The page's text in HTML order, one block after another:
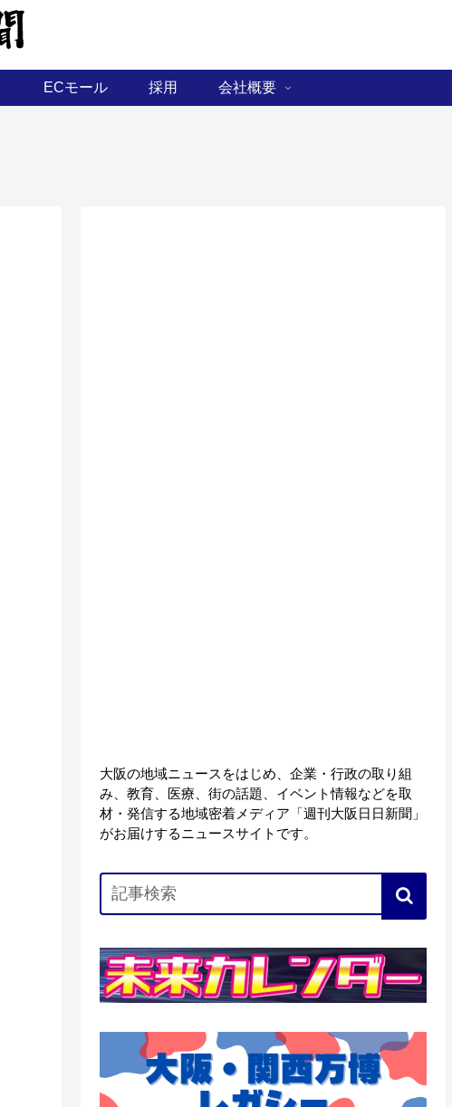
ECモール 採用 会社概要
大阪の地域ニュースをはじめ、企業・行政の取り組
み、教育、医療、街の話題、イベント情報などを取
材・発信する地域密着メディア「週刊大阪日日新聞」
がお届けするニュースサイトです。